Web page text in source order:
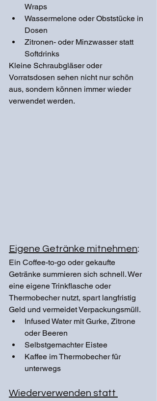
Wraps
Wassermelone oder Obststücke in
Dosen
Zitronen- oder Minzwasser statt
Softdrinks
Kleine Schraubgläser oder
Vorratsdosen sehen nicht nur schön
aus, sondern können immer wieder
verwendet werden.
Eigene Getränke mitnehmen:
Ein Coffee-to-go oder gekaufte
Getränke summieren sich schnell. Wer
eine eigene Trinkflasche oder
Thermobecher nutzt, spart langfristig
Geld und vermeidet Verpackungsmüll.
Infused Water mit Gurke, Zitrone
oder Beeren
Selbstgemachter Eistee
Kaffee im Thermobecher für
unterwegs
Wiederverwenden statt